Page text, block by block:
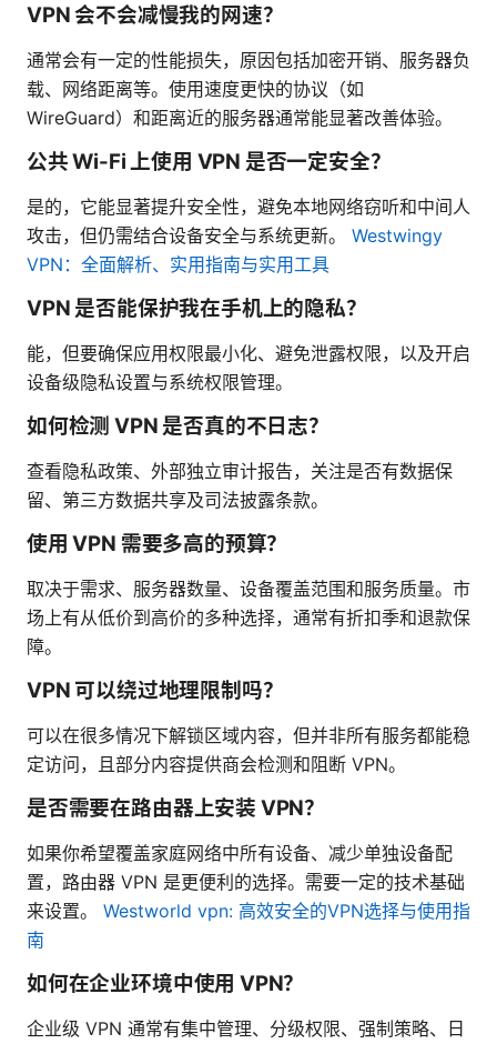
VPN 会不会减慢我的网速？
通常会有一定的性能损失，原因包括加密开销、服务器负
载、网络距离等。使用速度更快的协议（如
WireGuard）和距离近的服务器通常能显著改善体验。
公共 Wi-Fi 上使用 VPN 是否一定安全？
是的，它能显著提升安全性，避免本地网络窃听和中间人
攻击，但仍需结合设备安全与系统更新。 Westwingy
VPN：全面解析、实用指南与实用工具
VPN 是否能保护我在手机上的隐私？
能，但要确保应用权限最小化、避免泄露权限，以及开启
设备级隐私设置与系统权限管理。
如何检测 VPN 是否真的不日志？
查看隐私政策、外部独立审计报告，关注是否有数据保
留、第三方数据共享及司法披露条款。
使用 VPN 需要多高的预算？
取决于需求、服务器数量、设备覆盖范围和服务质量。市
场上有从低价到高价的多种选择，通常有折扣季和退款保
障。
VPN 可以绕过地理限制吗？
可以在很多情况下解锁区域内容，但并非所有服务都能稳
定访问，且部分内容提供商会检测和阻断 VPN。
是否需要在路由器上安装 VPN？
如果你希望覆盖家庭网络中所有设备、减少单独设备配
置，路由器 VPN 是更便利的选择。需要一定的技术基础
来设置。 Westworld vpn: 高效安全的VPN选择与使用指
南
如何在企业环境中使用 VPN？
企业级 VPN 通常有集中管理、分级权限、强制策略、日